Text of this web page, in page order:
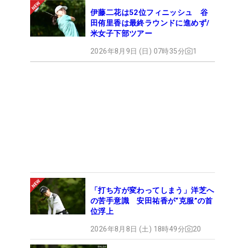
伊藤二花は52位フィニッシュ 谷
田侑里香は最終ラウンドに進めず/
米女子下部ツアー
2026年8月9日 (日) 07時35分 1
「打ち方が変わってしまう」洋芝へ
の苦手意識 安田祐香が“克服”の首
位浮上
2026年8月8日 (土) 18時49分 20